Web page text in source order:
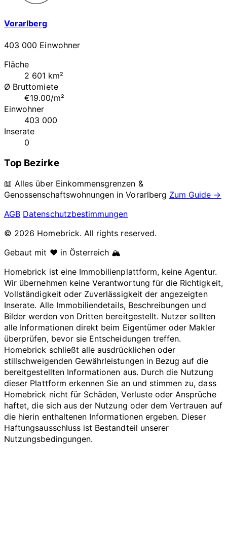
Vorarlberg
403 000 Einwohner
Fläche
2 601 km²
Ø Bruttomiete
€19.00/m²
Einwohner
403 000
Inserate
0
Top Bezirke
📖 Alles über Einkommensgrenzen &
Genossenschaftswohnungen inVorarlberg Zum Guide →
AGB Datenschutzbestimmungen
© 2026 Homebrick. All rights reserved.
Gebaut mit ❤️ in Österreich 🏔️
Homebrick ist eine Immobilienplattform, keine Agentur.
Wir übernehmen keine Verantwortung für die Richtigkeit,
Vollständigkeit oder Zuverlässigkeit der angezeigten
Inserate. Alle Immobiliendetails, Beschreibungen und
Bilder werden von Dritten bereitgestellt. Nutzer sollten
alle Informationen direkt beim Eigentümer oder Makler
überprüfen, bevor sie Entscheidungen treffen.
Homebrick schließt alle ausdrücklichen oder
stillschweigenden Gewährleistungen in Bezug auf die
bereitgestellten Informationen aus. Durch die Nutzung
dieser Plattform erkennen Sie an und stimmen zu, dass
Homebrick nicht für Schäden, Verluste oder Ansprüche
haftet, die sich aus der Nutzung oder dem Vertrauen auf
die hierin enthaltenen Informationen ergeben. Dieser
Haftungsausschluss ist Bestandteil unserer
Nutzungsbedingungen.